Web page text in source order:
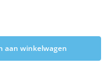
aan winkelwagen